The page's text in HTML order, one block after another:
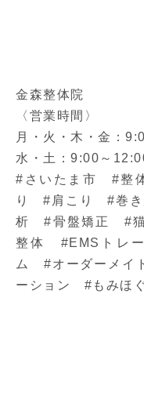
金森整体院
〈営業時間〉
月・火・木・金：
水・土：9:00～
#さいたま市 #整
り #肩こり #巻
析 #骨盤矯正 #
整体 #EMSトレ
ム #オーダーメイ
ーション #もみほ